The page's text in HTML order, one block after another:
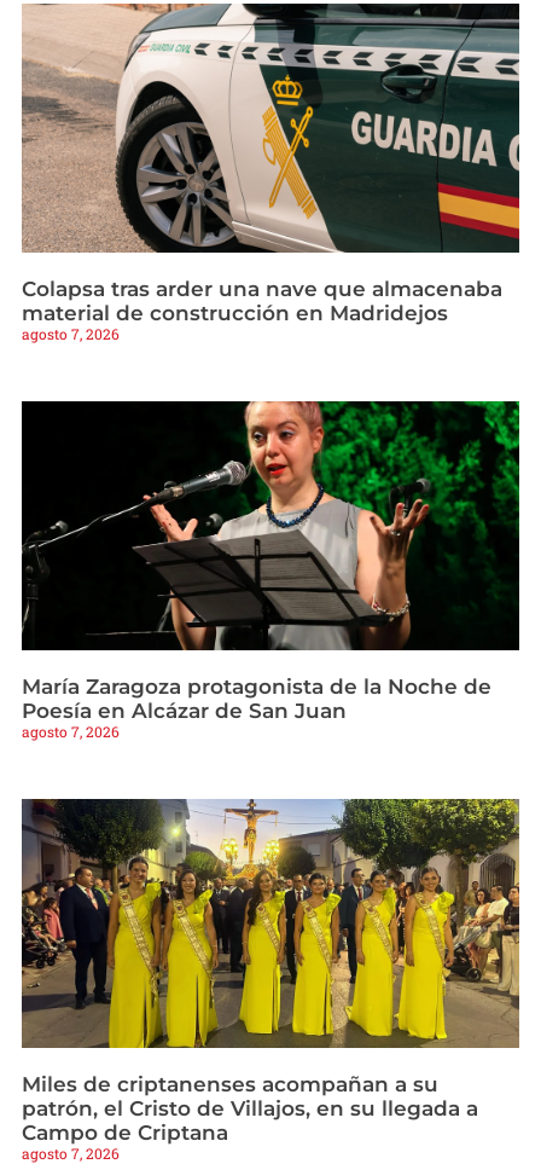
Colapsa tras arder una nave que almacenaba
material de construcción en Madridejos
agosto 7, 2026
María Zaragoza protagonista de la Noche de
Poesía en Alcázar de San Juan
agosto 7, 2026
Miles de criptanenses acompañan a su
patrón, el Cristo de Villajos, en su llegada a
Campo de Criptana
agosto 7, 2026